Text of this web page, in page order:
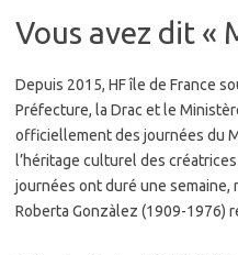
Vous avez dit «
Depuis 2015, HF île de France
Préfecture, la Drac et le
officiellement des journées du
l’héritage culturel des
journées ont duré une semaine,
Roberta Gonzàlez (1909-1976)